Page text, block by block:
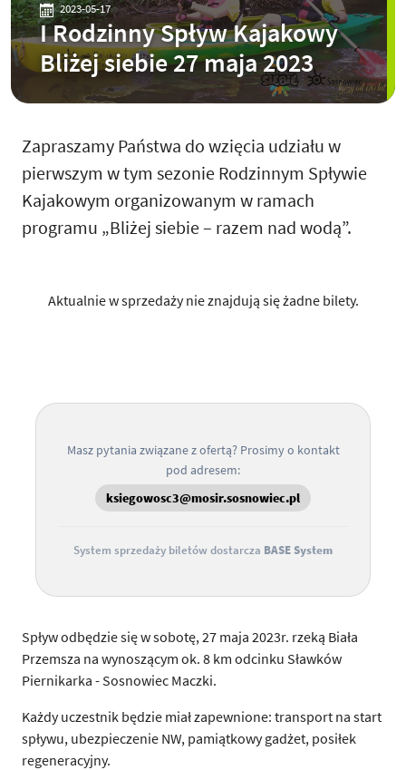
2023-05-17
I Rodzinny Spływ Kajakowy
Bliżej siebie 27 maja 2023
Zapraszamy Państwa do wzięcia udziału w
pierwszym w tym sezonie Rodzinnym Spływie
Kajakowym organizowanym w ramach
programu „Bliżej siebie – razem nad wodą”.
Aktualnie w sprzedaży nie znajdują się żadne bilety.
Masz pytania związane z ofertą? Prosimy o kontakt
pod adresem:
ksiegowosc3@mosir.sosnowiec.pl
System sprzedaży biletów dostarcza BASE System
Spływ odbędzie się w sobotę, 27 maja 2023r. rzeką Biała
Przemsza na wynoszącym ok. 8 km odcinku Sławków
Piernikarka - Sosnowiec Maczki.
Każdy uczestnik będzie miał zapewnione: transport na start
spływu, ubezpieczenie NW, pamiątkowy gadżet, posiłek
regeneracyjny.